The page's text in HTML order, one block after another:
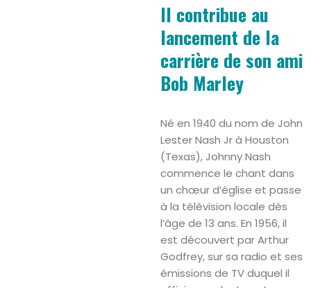
Il contribue au
lancement de la
carrière de son ami
Bob Marley
Né en 1940 du nom de John
Lester Nash Jr à Houston
(Texas), Johnny Nash
commence le chant dans
un chœur d’église et passe
à la télévision locale dès
l’âge de 13 ans. En 1956, il
est découvert par Arthur
Godfrey, sur sa radio et ses
émissions de TV duquel il